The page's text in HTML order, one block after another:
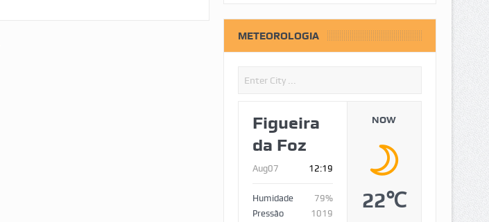
METEOROLOGIA
Figueira
da Foz
Aug07 12:19
Humidade
79%
Pressão
1019
NOW
22℃